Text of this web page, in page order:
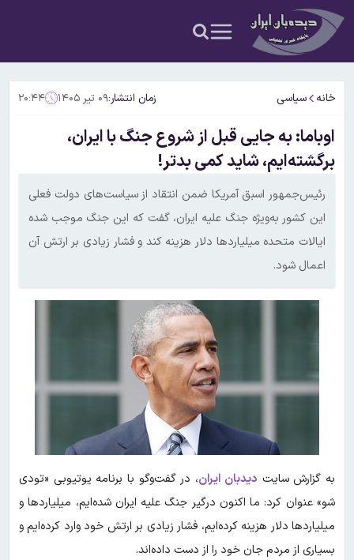
خانه سیاسی زمان انتشار:۰۹ تیر ۱۴۰۵ ۲۰:۴۴
اوباما: به جایی قبل از شروع جنگ با ایران،
برگشته‌ایم، شاید کمی بدتر!
رئیس‌جمهور اسبق آمریکا ضمن انتقاد از سیاست‌های دولت فعلی
این کشور به‌ویژه جنگ علیه ایران، گفت که این جنگ موجب شده
ایالات متحده میلیاردها دلار هزینه کند و فشار زیادی بر ارتش آن
اعمال شود.
به گزارش سایت دیدبان ایران، در گفت‌وگو با برنامه یوتیوبی «تودی
شو» عنوان کرد: ما اکنون درگیر جنگ علیه ایران شده‌ایم، میلیاردها و
میلیاردها دلار هزینه کرده‌ایم، فشار زیادی بر ارتش خود وارد کرده‌ایم و
بسیاری از مردم جان خود را از دست داده‌اند.